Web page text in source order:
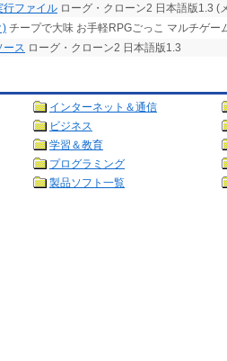
行ファイル ローグ・クローン2 日本語版1.3 (
) チープで大味 お手軽RPGごっこ マルチゲー
ース ローグ・クローン2 日本語版1.3
インターネット＆通信
ビジネス
学習＆教育
プログラミング
製品ソフト一覧